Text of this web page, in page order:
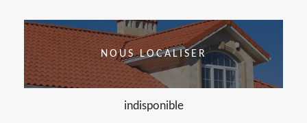
NOUS LOCALISER
indisponible